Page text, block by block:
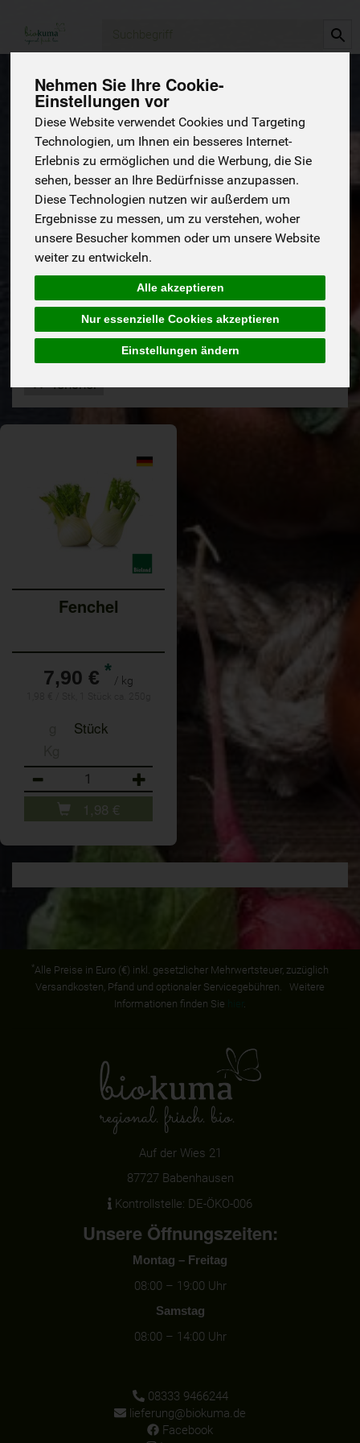
Nehmen Sie Ihre Cookie-
Einstellungen vor
Diese Website verwendet Cookies und Targeting
Technologien, um Ihnen ein besseres Internet-
Erlebnis zu ermöglichen und die Werbung, die Sie
sehen, besser an Ihre Bedürfnisse anzupassen.
Diese Technologien nutzen wir außerdem um
Ergebnisse zu messen, um zu verstehen, woher
unsere Besucher kommen oder um unsere Website
weiter zu entwickeln.
Alle akzeptieren
Nur essenzielle Cookies akzeptieren
Einstellungen ändern
Gemüse 1 von 6686
Preise gültig für den Zeitraum der
aktuellen Lieferwoche
Hersteller Allergene
fenchel
Fenchel
7,90 € * / kg
Stück
1,98 €
*Alle Preise in Euro (€) inkl. gesetzlicher Mehrwertsteuer, zuzüglich
Versandkosten, Pfand und optionaler Servicegebühren. Weitere
Informationen finden Sie
Auf der Wies 21
87727 Babenhausen
Kontrollstelle: DE-ÖKO-006
Unsere Öffnungszeiten:
Montag – Freitag
08:00 – 19:00 Uhr
Samstag
08:00 – 14:00 Uhr
08333 9466244
lieferung@biokuma.de
Facebook